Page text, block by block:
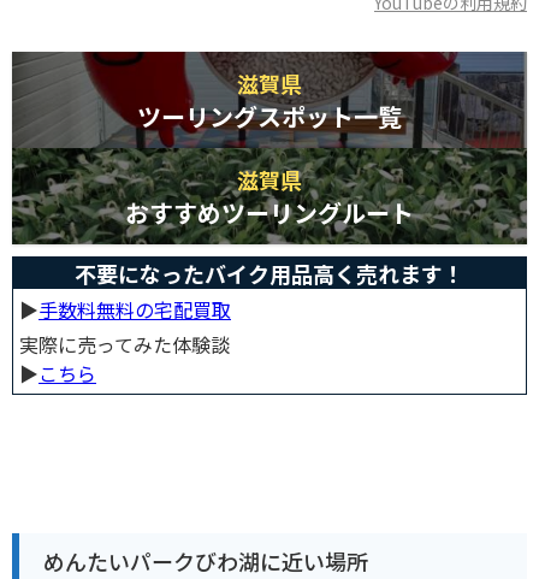
滋賀県
ツーリングスポット一覧
滋賀県
おすすめツーリングルート
不要になったバイク用品高く売れます！
▶︎手数料無料の宅配買取
実際に売ってみた体験談
▶︎こちら
めんたいパークびわ湖に近い場所